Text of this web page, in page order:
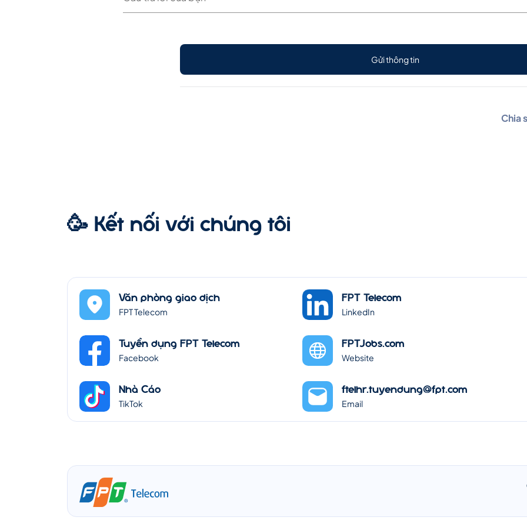
Gửi thông tin
Chia
🥳 Kết nối với chúng tôi
Văn phòng giao dịch
FPT Telecom
Tuyển dụng FPT Telecom
Facebook
Nhà Cáo
TikTok
FPT Telecom
LinkedIn
FPTJobs.com
Website
ftelhr.tuyendung@fpt.com
Email